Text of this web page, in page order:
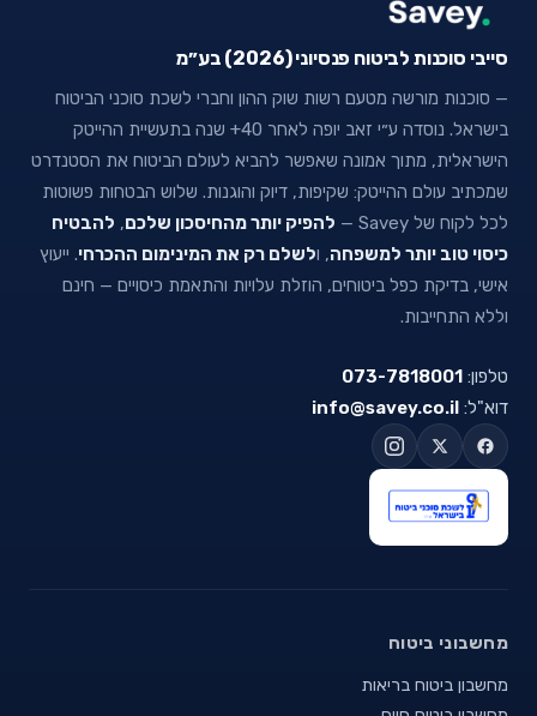
סייבי סוכנות לביטוח פנסיוני (2026) בע״מ
— סוכנות מורשה מטעם רשות שוק ההון וחברי לשכת סוכני הביטוח
בישראל. נוסדה ע״י זאב יופה לאחר 40+ שנה בתעשיית ההייטק
הישראלית, מתוך אמונה שאפשר להביא לעולם הביטוח את הסטנדרט
שמכתיב עולם ההייטק: שקיפות, דיוק והוגנות. שלוש הבטחות פשוטות
לכל לקוח של Savey —
להפיק יותר מהחיסכון שלכם, להבטיח
כיסוי טוב יותר למשפחה, ולשלם רק את המינימום ההכרחי. ייעוץ
אישי, בדיקת כפל ביטוחים, הוזלת עלויות והתאמת כיסויים — חינם
וללא התחייבות.
טלפון: 073-7818001
דוא"ל: info@savey.co.il
מחשבוני ביטוח
מחשבון ביטוח בריאות